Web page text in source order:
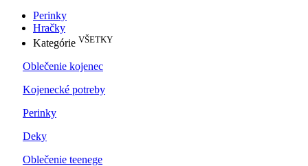
Perinky
Hračky
Kategórie VŠETKY
Oblečenie kojenec
Kojenecké potreby
Perinky
Deky
Oblečenie teenege